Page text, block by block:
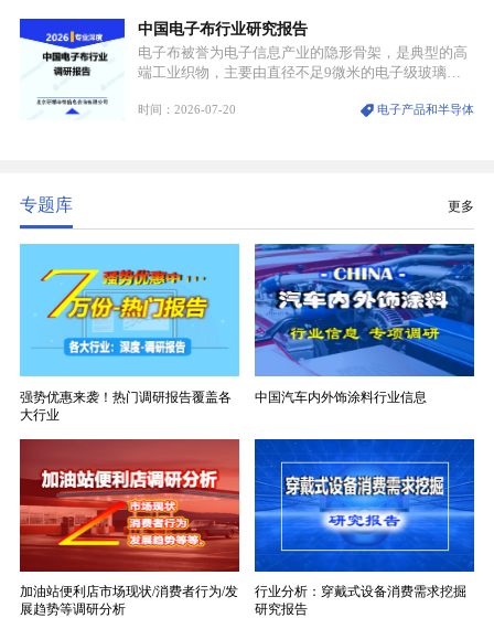
业。
中国电子布行业研究报告
电子布被誉为电子信息产业的隐形骨架，是典型的高
端工业织物，主要由直径不足9微米的电子级玻璃纤
生产制造过程中不可或缺的核心基材。电子布具备高
时间：2026-07-20 电子产品和半导体
专题库 更多
强势优惠来袭！热门调研报告覆盖各
大行业
中国汽车内外饰涂料行业信息
加油站便利店市场现状/消费者行为/发
展趋势等调研分析
行业分析：穿戴式设备消费需求挖掘
研究报告